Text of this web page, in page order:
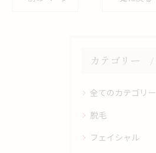
カテゴリー
全てのカテゴリー
脱毛
フェイシャル